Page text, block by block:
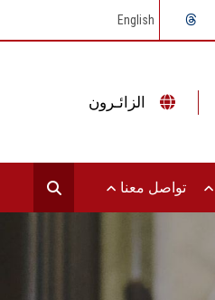
English
تواصل معنا